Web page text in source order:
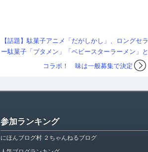
【話題】駄菓子アニメ「だがしかし」、ロングセラ
ー駄菓子「ブタメン」「ベビースターラーメン」と
コラボ！ 味は一般募集で決定
参加ランキング
にほんブログ村 ２ちゃんねるブログ